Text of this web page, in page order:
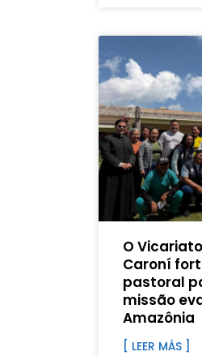
O
Caroní
pastoral
missão
Amazônia
[ LEER MÁS ]